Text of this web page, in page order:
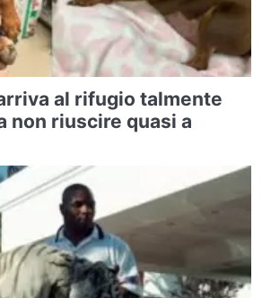
al rifugio talmente
non riuscire quasi a